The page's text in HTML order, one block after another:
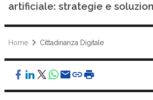
artificiale: strategie e
Home Cittadinanza Digitale